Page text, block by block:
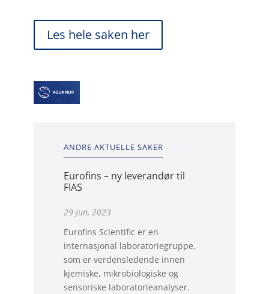
Les hele saken her
ANDRE AKTUELLE SAKER
Eurofins – ny leverandør til
FIAS
29 jun, 2023
Eurofins Scientific er en
internasjonal laboratoriegruppe,
som er verdensledende innen
kjemiske, mikrobiologiske og
sensoriske laboratorieanalyser.